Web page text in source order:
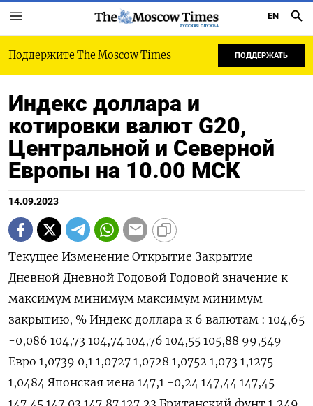
РУССКАЯ СЛУЖБА
EN
Поддержите The Moscow Times ПОДДЕРЖАТЬ
Индекс доллара и
котировки валют G20,
Центральной и Северной
Европы на 10.00 МСК
14.09.2023
Текущее Изменение Открытие Закрытие
Дневной Дневной Годовой Годовой значение к
максимум минимум максимум минимум
закрытию, % Индекс доллара к 6 валютам : 104,65
-0,086 104,73 104,74 104,76 104,55 105,88 99,549
Евро 1,0739 0,1 1,0727 1,0728 1,0752 1,073 1,1275
1,0484 Японская иена 147,1 -0,24 147,44 147,45
147,45 147,03 147,87 127,23 Британский фунт 1,249